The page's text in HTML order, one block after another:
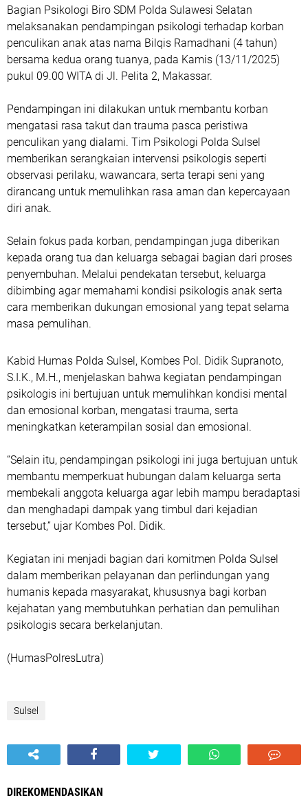
Bagian Psikologi Biro SDM Polda Sulawesi Selatan
melaksanakan pendampingan psikologi terhadap korban
penculikan anak atas nama Bilqis Ramadhani (4 tahun)
bersama kedua orang tuanya, pada Kamis (13/11/2025)
pukul 09.00 WITA di Jl. Pelita 2, Makassar.
Pendampingan ini dilakukan untuk membantu korban
mengatasi rasa takut dan trauma pasca peristiwa
penculikan yang dialami. Tim Psikologi Polda Sulsel
memberikan serangkaian intervensi psikologis seperti
observasi perilaku, wawancara, serta terapi seni yang
dirancang untuk memulihkan rasa aman dan kepercayaan
diri anak.
Selain fokus pada korban, pendampingan juga diberikan
kepada orang tua dan keluarga sebagai bagian dari proses
penyembuhan. Melalui pendekatan tersebut, keluarga
dibimbing agar memahami kondisi psikologis anak serta
cara memberikan dukungan emosional yang tepat selama
masa pemulihan.
Kabid Humas Polda Sulsel, Kombes Pol. Didik Supranoto,
S.I.K., M.H., menjelaskan bahwa kegiatan pendampingan
psikologis ini bertujuan untuk memulihkan kondisi mental
dan emosional korban, mengatasi trauma, serta
meningkatkan keterampilan sosial dan emosional.
“Selain itu, pendampingan psikologi ini juga bertujuan untuk
membantu memperkuat hubungan dalam keluarga serta
membekali anggota keluarga agar lebih mampu beradaptasi
dan menghadapi dampak yang timbul dari kejadian
tersebut,” ujar Kombes Pol. Didik.
Kegiatan ini menjadi bagian dari komitmen Polda Sulsel
dalam memberikan pelayanan dan perlindungan yang
humanis kepada masyarakat, khususnya bagi korban
kejahatan yang membutuhkan perhatian dan pemulihan
psikologis secara berkelanjutan.
(HumasPolresLutra)
Sulsel
DIREKOMENDASIKAN